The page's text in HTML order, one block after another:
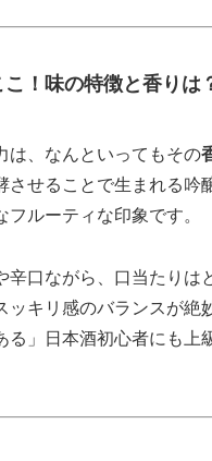
！味の特徴と香りは
は、なんといってもその
させることで生まれる吟
フルーティな印象です。
辛口ながら、口当たりは
ッキリ感のバランスが絶
る」日本酒初心者にも上